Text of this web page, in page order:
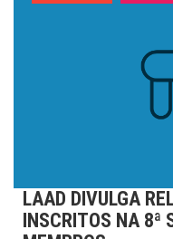
LAAD DIVULGA
INSCRITOS NA 8ª